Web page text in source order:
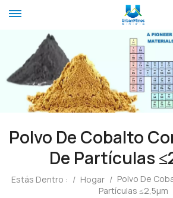
Polvo De Cobalto
De Partículas
Estás Dentro : / Hogar / Polvo De
Partículas ≤2,5μm